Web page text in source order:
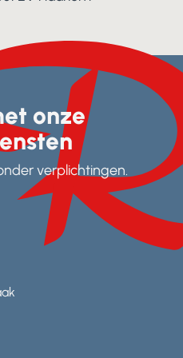
onze
verplichtingen.